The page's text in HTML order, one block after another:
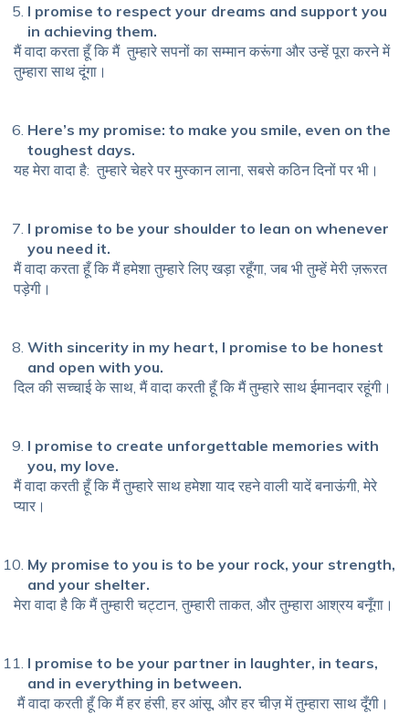
I promise to respect your dreams and support you
in achieving them.
मैं वादा करता हूँ कि मैं तुम्हारे सपनों का सम्मान करूंगा और उन्हें पूरा करने में
तुम्हारा साथ दूंगा।
Here’s my promise: to make you smile, even on the
toughest days.
यह मेरा वादा है: तुम्हारे चेहरे पर मुस्कान लाना, सबसे कठिन दिनों पर भी।
I promise to be your shoulder to lean on whenever
you need it.
मैं वादा करता हूँ कि मैं हमेशा तुम्हारे लिए खड़ा रहूँगा, जब भी तुम्हें मेरी ज़रूरत
पड़ेगी।
With sincerity in my heart, I promise to be honest
and open with you.
दिल की सच्चाई के साथ, मैं वादा करती हूँ कि मैं तुम्हारे साथ ईमानदार रहूंगी।
I promise to create unforgettable memories with
you, my love.
मैं वादा करती हूँ कि मैं तुम्हारे साथ हमेशा याद रहने वाली यादें बनाऊंगी, मेरे
प्यार।
My promise to you is to be your rock, your strength,
and your shelter.
मेरा वादा है कि मैं तुम्हारी चट्टान, तुम्हारी ताकत, और तुम्हारा आश्रय बनूँगा।
I promise to be your partner in laughter, in tears,
and in everything in between.
मैं वादा करती हूँ कि मैं हर हंसी, हर आंसू, और हर चीज़ में तुम्हारा साथ दूँगी।